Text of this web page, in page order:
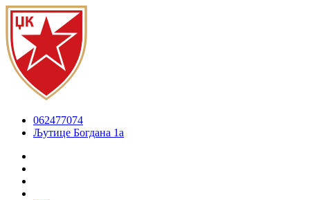
062477074
Љутице Богдана 1а